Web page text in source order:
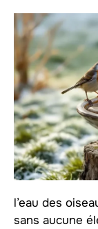
l’eau des
sans aucune